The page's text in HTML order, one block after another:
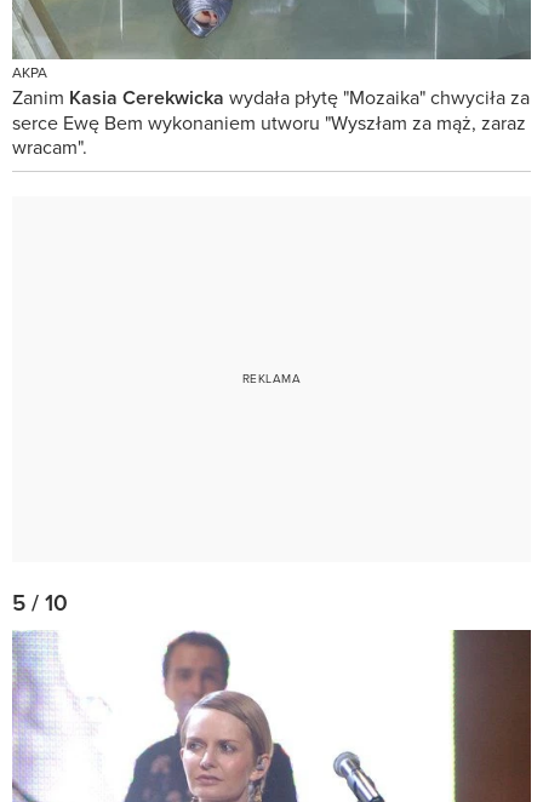
AKPA
Zanim Kasia Cerekwicka wydała płytę "Mozaika" chwyciła za
serce Ewę Bem wykonaniem utworu "Wyszłam za mąż, zaraz
wracam".
5 / 10